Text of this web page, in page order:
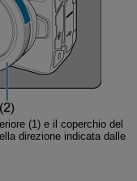
(1) e il coperchio del
direzione indicata dalle